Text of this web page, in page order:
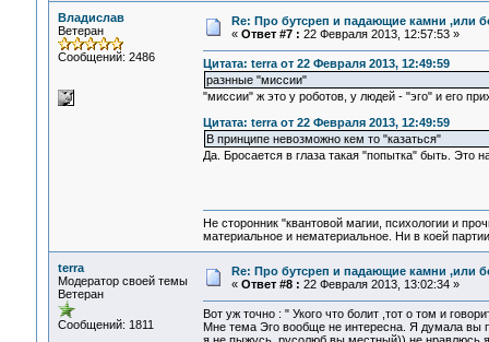
Владислав
Ветеран
Сообщений: 2486
Re: Про бутсреп и падающие камни ,или
« Ответ #7 : 22 Февраля 2013, 12:57:53 »
Цитата: terra от 22 Февраля 2013, 12:49:59
разнные "миссии"
"миссии" ж это у роботов, у людей - "эго" и его
Цитата: terra от 22 Февраля 2013, 12:49:59
В принципе невозможно кем то "казаться"
Да. Бросается в глаза такая "попытка" быть. Это
Не сторонник "квантовой магии, психологии и
материальное и нематериальное. Ни в коей
terra
Модератор своей темы
Ветеран
Сообщений: 1811
Re: Про бутсреп и падающие камни ,или
« Ответ #8 : 22 Февраля 2013, 13:02:34 »
Вот уж точно : " Укого что болит ,тот о том и
Мне тема Эго вообще не интересна. Я думала вы